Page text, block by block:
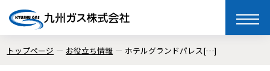
toggle
トップページ お役立ち情報 ホテルグランドパレス[…]